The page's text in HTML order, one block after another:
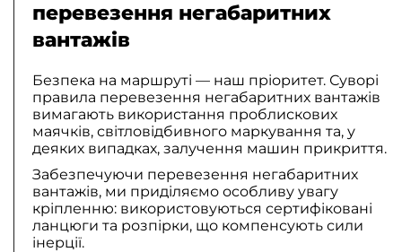
перевезення негабаритних
вантажів
Безпека на маршруті — наш пріоритет. Суворі
правила перевезення негабаритних вантажів
вимагають використання проблискових
маячків, світловідбивного маркування та, у
деяких випадках, залучення машин прикриття.
Забезпечуючи перевезення негабаритних
вантажів, ми приділяємо особливу увагу
кріпленню: використовуються сертифіковані
ланцюги та розпірки, що компенсують сили
інерції.